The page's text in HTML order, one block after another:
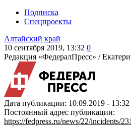
Подписка
Спецпроекты
Алтайский край
10 сентября 2019, 13:32 0
Редакция «ФедералПресс» /
Дата публикации: 10.09.2019 - 13:32
Постоянный адрес публикации:
https://fedpress.ru/news/22/incidents/